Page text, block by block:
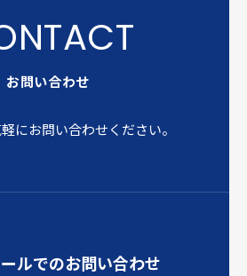
お問い合わせ
にお問い合わせください。
ルでのお問い合わせ